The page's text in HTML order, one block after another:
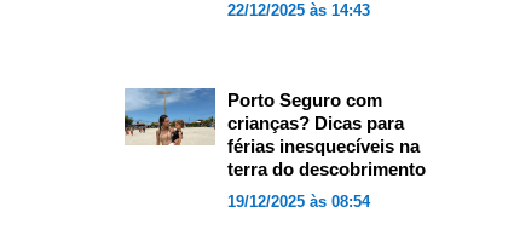
22/12/2025 às 14:43
Porto Seguro com
crianças? Dicas para
férias inesquecíveis na
terra do descobrimento
19/12/2025 às 08:54